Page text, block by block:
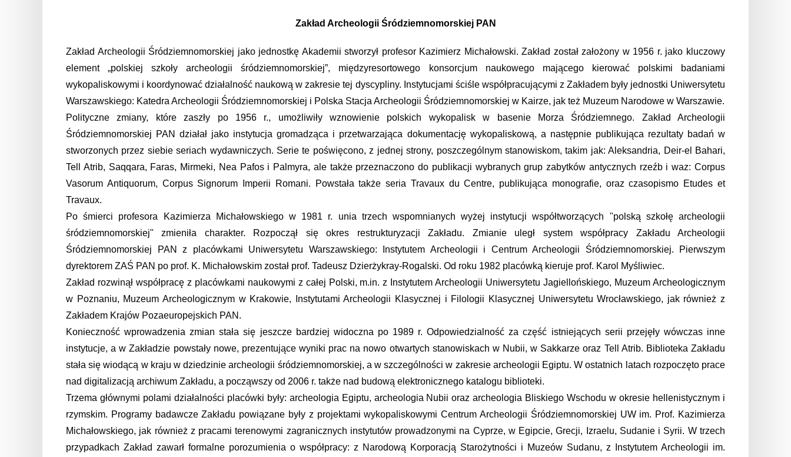
Zakład Archeologii Śródziemnomorskiej PAN
Zakład Archeologii Śródziemnomorskiej jako jednostkę Akademii stworzył profesor Kazimierz Michałowski. Zakład został założony w 1956 r. jako kluczowy
element „polskiej szkoły archeologii śródziemnomorskiej”, międzyresortowego konsorcjum naukowego mającego kierować polskimi badaniami
wykopaliskowymi i koordynować działalność naukową w zakresie tej dyscypliny. Instytucjami ściśle współpracującymi z Zakładem były jednostki Uniwersytetu
Warszawskiego: Katedra Archeologii Śródziemnomorskiej i Polska Stacja Archeologii Śródziemnomorskiej w Kairze, jak też Muzeum Narodowe w Warszawie.
Polityczne zmiany, które zaszły po 1956 r., umożliwiły wznowienie polskich wykopalisk w basenie Morza Śródziemnego. Zakład Archeologii
Śródziemnomorskiej PAN działał jako instytucja gromadząca i przetwarzająca dokumentację wykopaliskową, a następnie publikująca rezultaty badań w
stworzonych przez siebie seriach wydawniczych. Serie te poświęcono, z jednej strony, poszczególnym stanowiskom, takim jak: Aleksandria, Deir-el Bahari,
Tell Atrib, Saqqara, Faras, Mirmeki, Nea Pafos i Palmyra, ale także przeznaczono do publikacji wybranych grup zabytków antycznych rzeźb i waz: Corpus
Vasorum Antiquorum, Corpus Signorum Imperii Romani. Powstała także seria Travaux du Centre, publikująca monografie, oraz czasopismo Etudes et
Travaux.
Po śmierci profesora Kazimierza Michałowskiego w 1981 r. unia trzech wspomnianych wyżej instytucji współtworzących "polską szkołę archeologii
śródziemnomorskiej" zmieniła charakter. Rozpoczął się okres restrukturyzacji Zakładu. Zmianie uległ system współpracy Zakładu Archeologii
Śródziemnomorskiej PAN z placówkami Uniwersytetu Warszawskiego: Instytutem Archeologii i Centrum Archeologii Śródziemnomorskiej. Pierwszym
dyrektorem ZAŚ PAN po prof. K. Michałowskim został prof. Tadeusz Dzierżykray-Rogalski. Od roku 1982 placówką kieruje prof. Karol Myśliwiec.
Zakład rozwinął współpracę z placówkami naukowymi z całej Polski, m.in. z Instytutem Archeologii Uniwersytetu Jagiellońskiego, Muzeum Archeologicznym
w Poznaniu, Muzeum Archeologicznym w Krakowie, Instytutami Archeologii Klasycznej i Filologii Klasycznej Uniwersytetu Wrocławskiego, jak również z
Zakładem Krajów Pozaeuropejskich PAN.
Konieczność wprowadzenia zmian stała się jeszcze bardziej widoczna po 1989 r. Odpowiedzialność za część istniejących serii przejęły wówczas inne
instytucje, a w Zakładzie powstały nowe, prezentujące wyniki prac na nowo otwartych stanowiskach w Nubii, w Sakkarze oraz Tell Atrib. Biblioteka Zakładu
stała się wiodącą w kraju w dziedzinie archeologii śródziemnomorskiej, a w szczególności w zakresie archeologii Egiptu. W ostatnich latach rozpoczęto prace
nad digitalizacją archiwum Zakładu, a począwszy od 2006 r. także nad budową elektronicznego katalogu biblioteki.
Trzema głównymi polami działalności placówki były: archeologia Egiptu, archeologia Nubii oraz archeologia Bliskiego Wschodu w okresie hellenistycznym i
rzymskim. Programy badawcze Zakładu powiązane były z projektami wykopaliskowymi Centrum Archeologii Śródziemnomorskiej UW im. Prof. Kazimierza
Michałowskiego, jak również z pracami terenowymi zagranicznych instytutów prowadzonymi na Cyprze, w Egipcie, Grecji, Izraelu, Sudanie i Syrii. W trzech
przypadkach Zakład zawarł formalne porozumienia o współpracy: z Narodową Korporacją Starożytności i Muzeów Sudanu, z Instytutem Archeologii im.